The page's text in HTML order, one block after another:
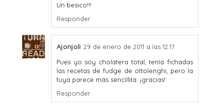
Un besico!!!
Responder
Ajonjoli 29 de enero de 2011 a las 12:17
Pues yo soy cholatera total, tenía fichadas
las recetas de fudge de ottolenghi, pero la
tuya parece más sencillita. ¡gracias!
Responder